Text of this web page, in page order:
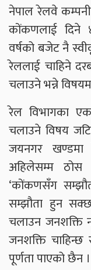
नेपाल रेलवे
कोंकणलाई दिने
वर्षको बजेट नै
रेललाई चाहिने
चलाउने भन्ने
रेल विभागका
चलाउने विषय
जयनगर
अहिलेसम्म ठोस
‘कोंकणसँग
सम्झौता हुन
चलाउन जनशक्ति
जनशक्ति
पूर्णता पाएको छैन ।